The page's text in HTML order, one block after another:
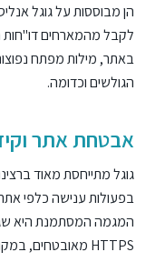
הן מבוססות על גוגל
לקבל מהמארחים דו"חות
באתר, מילות מפתח
הגולשים וכדומה.
אבטחת אתר
גוגל מתייחסת מאוד
בפעולות ענישה כלפי
המגמה המסתמנת היא